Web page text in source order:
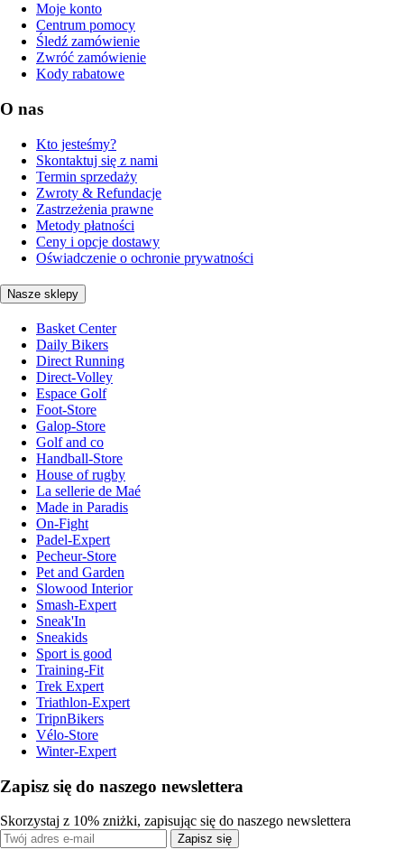
Moje konto
Centrum pomocy
Śledź zamówienie
Zwróć zamówienie
Kody rabatowe
O nas
Kto jesteśmy?
Skontaktuj się z nami
Termin sprzedaży
Zwroty & Refundacje
Zastrzeżenia prawne
Metody płatności
Ceny i opcje dostawy
Oświadczenie o ochronie prywatności
Nasze sklepy
Basket Center
Daily Bikers
Direct Running
Direct-Volley
Espace Golf
Foot-Store
Galop-Store
Golf and co
Handball-Store
House of rugby
La sellerie de Maé
Made in Paradis
On-Fight
Padel-Expert
Pecheur-Store
Pet and Garden
Slowood Interior
Smash-Expert
Sneak'In
Sneakids
Sport is good
Training-Fit
Trek Expert
Triathlon-Expert
TripnBikers
Vélo-Store
Winter-Expert
Zapisz się do naszego newslettera
Skorzystaj z 10% zniżki, zapisując się do naszego newslettera
Zapisz się